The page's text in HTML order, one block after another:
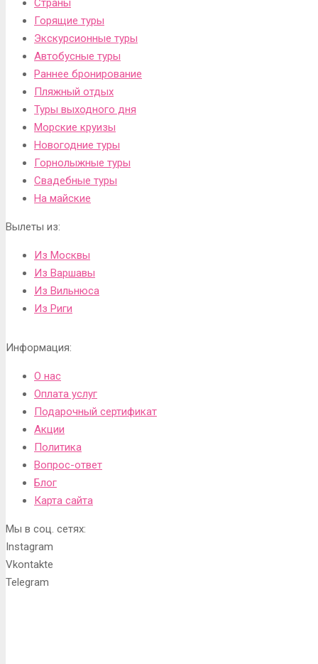
Страны
Горящие туры
Экскурсионные туры
Автобусные туры
Раннее бронирование
Пляжный отдых
Туры выходного дня
Морские круизы
Новогодние туры
Горнолыжные туры
Свадебные туры
На майские
Вылеты из:
Из Москвы
Из Варшавы
Из Вильнюса
Из Риги
Информация:
О нас
Оплата услуг
Подарочный сертификат
Акции
Политика
Вопрос-ответ
Блог
Карта сайта
Мы в соц. сетях:
Instagram
Vkontakte
Telegram